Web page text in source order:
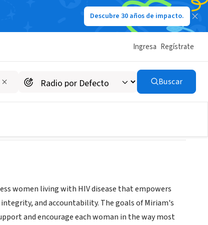
Descubre 30 años de impacto.
Ingresa Regístrate
Buscar
women living with HIV disease that empowers
and accountability. The goals of Miriam's
and encourage each woman in the way most